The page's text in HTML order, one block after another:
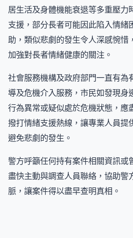
居生活及身體機能衰退等多重壓力
支援，部分長者可能因此陷入情緒
助，類似悲劇的發生令人深感惋惜
加強對長者情緒健康的關注。
社會服務機構及政府部門一直有為
導及危機介入服務，市民如發現身
行為異常或疑似處於危機狀態，應
撥打情緒支援熱線，讓專業人員提
避免悲劇的發生。
警方呼籲任何持有案件相關資訊或
盡快主動與調查人員聯絡，協助警
脈，讓案件得以盡早查明真相。